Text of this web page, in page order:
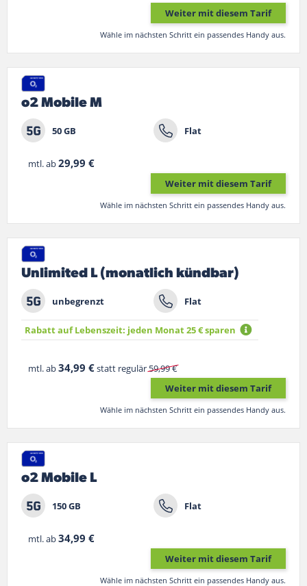
Weiter mit diesem Tarif
Wähle im nächsten Schritt ein passendes Handy aus.
o2 Mobile M
50 GB Flat
mtl. ab29,99 €
Weiter mit diesem Tarif
Wähle im nächsten Schritt ein passendes Handy aus.
Unlimited L (monatlich kündbar)
unbegrenzt Flat
Rabatt auf Lebenszeit: jeden Monat 25 € sparen
mtl. ab34,99 €statt regulär59,99 €
Weiter mit diesem Tarif
Wähle im nächsten Schritt ein passendes Handy aus.
o2 Mobile L
150 GB Flat
mtl. ab34,99 €
Weiter mit diesem Tarif
Wähle im nächsten Schritt ein passendes Handy aus.